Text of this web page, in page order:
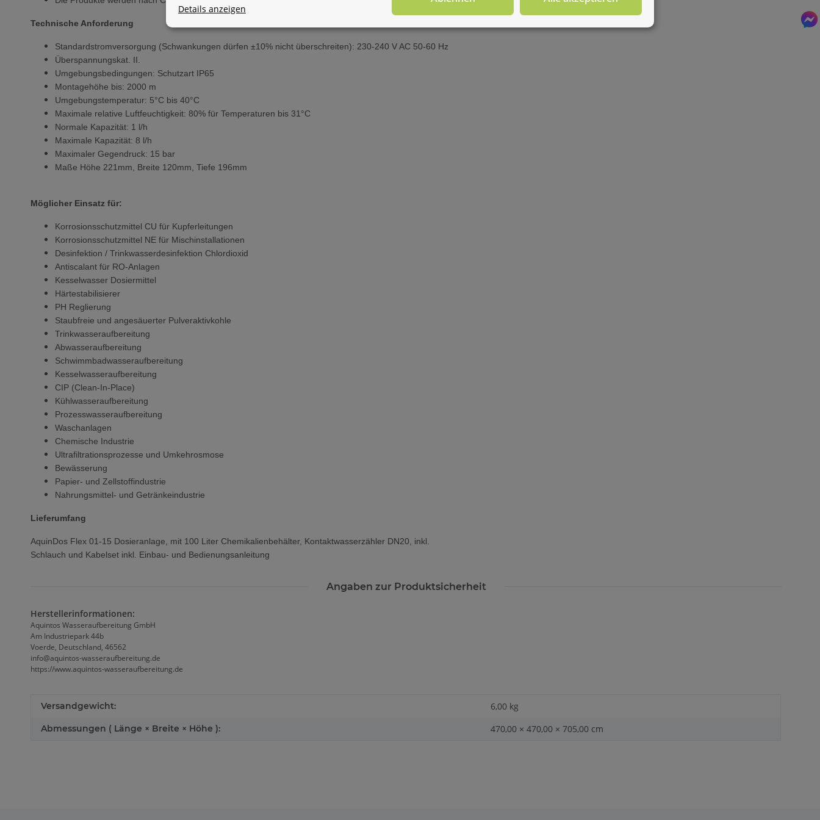
Technische Anforderung
Standardstromversorgung (Schwankungen dürfen ±10% nicht überschreiten): 230-240 V AC 50-60 Hz
Überspannungskat. II.
Umgebungsbedingungen: Schutzart IP65
Montagehöhe bis: 2000 m
Umgebungstemperatur: 5°C bis 40°C
Maximale relative Luftfeuchtigkeit: 80% für Temperaturen bis 31°C
Normale Kapazität: 1 l/h
Maximale Kapazität: 8 l/h
Maximaler Gegendruck: 15 bar
Maße Höhe 221mm, Breite 120mm, Tiefe 196mm
Möglicher Einsatz für:
Korrosionsschutzmittel CU für Kupferleitungen
Korrosionsschutzmittel NE für Mischinstallationen
Desinfektion / Trinkwasserdesinfektion Chlordioxid
Antiscalant für RO-Anlagen
Kesselwasser Dosiermittel
Härtestabilisierer
PH Reglierung
Staubfreie und angesäuerter Pulveraktivkohle
Trinkwasseraufbereitung
Abwasseraufbereitung
Schwimmbadwasseraufbereitung
Kesselwasseraufbereitung
CIP (Clean-In-Place)
Kühlwasseraufbereitung
Prozesswasseraufbereitung
Waschanlagen
Chemische Industrie
Ultrafiltrationsprozesse und Umkehrosmose
Bewässerung
Papier- und Zellstoffindustrie
Nahrungsmittel- und Getränkeindustrie
Lieferumfang
AquinDos Flex 01-15 Dosieranlage, mit 100 Liter Chemikalienbehälter, Kontaktwasserzähler DN20, inkl.
Schlauch und Kabelset inkl. Einbau- und Bedienungsanleitung
Angaben zur Produktsicherheit
Herstellerinformationen:
Aquintos Wasseraufbereitung GmbH
Am Industriepark 44b
Voerde, Deutschland, 46562
info@aquintos-wasseraufbereitung.de
https://www.aquintos-wasseraufbereitung.de
Versandgewicht: 6,00 kg
Abmessungen ( Länge × Breite × Höhe ): 470,00 × 470,00 × 705,00 cm
Details anzeigen